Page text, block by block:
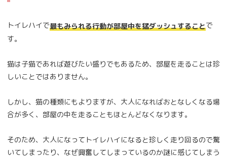
トイレハイで最もみられる行動が部屋中を猛ダッシュすることで
す。
猫は子猫であれば遊びたい盛りでもあるため、部屋を走ることは珍
しいことではありません。
しかし、猫の種類にもよりますが、大人になればおとなしくなる場
合が多く、部屋の中を走ることもほとんどなくなります。
そのため、大人になってトイレハイになると珍しく走り回るので驚
いてしまったり、なぜ興奮してしまっているのか謎に感じてしまう